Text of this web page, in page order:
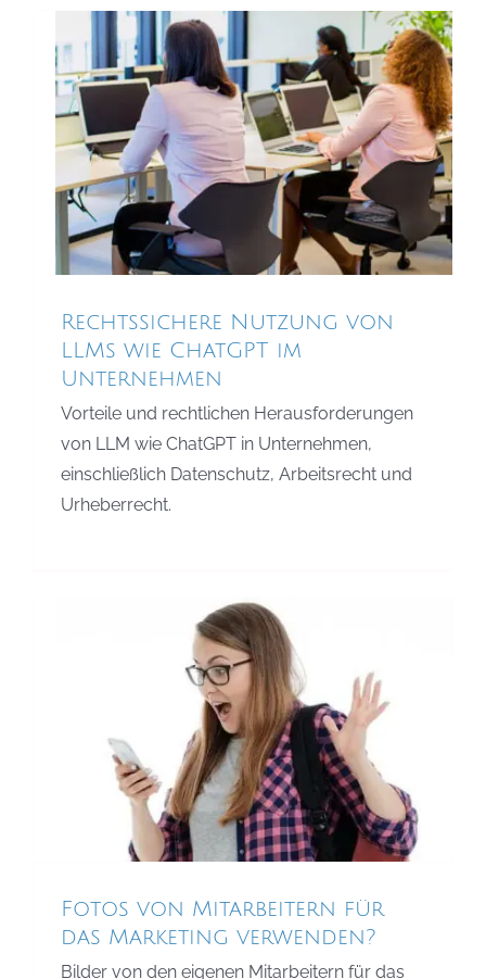
Rechtssichere Nutzung von
LLMs wie ChatGPT im
Unternehmen
Datenschutzrecht Internet- und IT-Recht
Urheberrecht
Rechtssichere Nutzung von
LLMs wie ChatGPT im
Unternehmen
Vorteile und rechtlichen Herausforderungen
von LLM wie ChatGPT in Unternehmen,
einschließlich Datenschutz, Arbeitsrecht und
Urheberrecht.
Fotos von Mitarbeitern für das
Marketing verwenden?
Urheberrecht
Fotos von Mitarbeitern für
das Marketing verwenden?
Bilder von den eigenen Mitarbeitern für das